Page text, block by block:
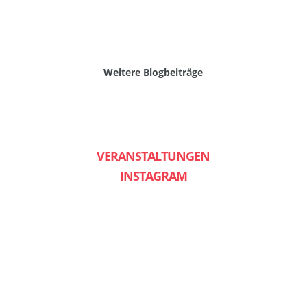
Weitere Blogbeiträge
VERANSTALTUNGEN
INSTAGRAM